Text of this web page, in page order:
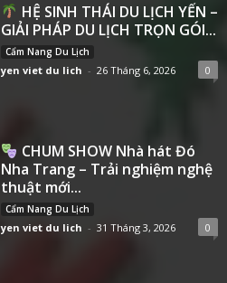
HỆ SINH THÁI DU LỊCH YẾN –
GIẢI PHÁP DU LỊCH TRỌN GÓI...
Cẩm Nang Du Lịch
yen viet du lich - 26 Tháng 6, 2026 0
CHUM SHOW Nhà hát Đó
Nha Trang – Trải nghiệm nghệ
thuật mới...
Cẩm Nang Du Lịch
yen viet du lich - 31 Tháng 3, 2026 0